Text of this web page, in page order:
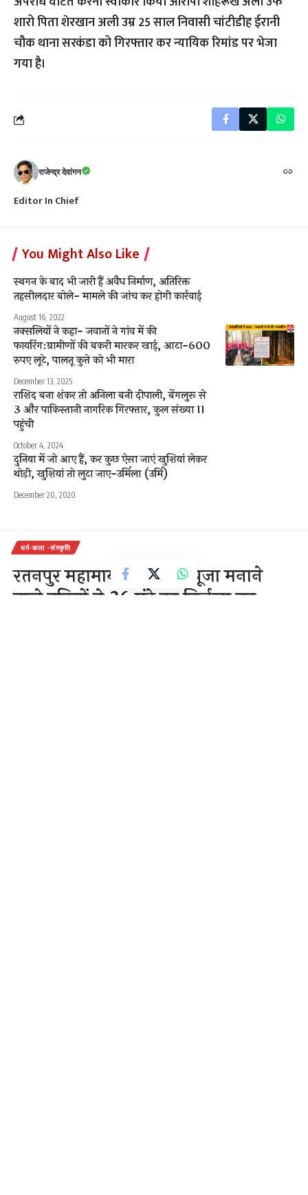
शारो पिता शेरखान अली उम्र 25 साल निवासी चांटीडीह ईरानी
चौक थाना सरकंडा को गिरफ्तार कर न्यायिक रिमांड पर भेजा
गया है।
राजेन्द्र देवांगन
Editor In Chief
You Might Also Like
स्थगन के बाद भी जारी हैं अवैध निर्माण, अतिरिक्त
तहसीलदार बोले- मामले की जांच कर होगी कार्रवाई
August 16, 2022
नक्सलियों ने कहा- जवानों ने गांव में की
फायरिंग:ग्रामीणों की बकरी मारकर खाई, आटा-600
रुपए लूटे, पालतू कुत्ते को भी मारा
December 13, 2025
राशिद बना शंकर तो अनिला बनी दीपाली, बेंगलुरू से
3 और पाकिस्तानी नागरिक गिरफ्तार, कुल संख्या 11
पहुंची
October 4, 2024
दुनिया में जो आए हैं, कर कुछ ऐसा जाएं खुशियां लेकर
थोड़ी, खुशियां तो लुटा जाए-उर्मिला (उर्मि)
December 20, 2020
धर्म-कला -संस्कृति
रतनपुर महामाया मंदिर छठ पूजा मनाने
वाले व्रतियों ने 36 घंटे का निर्जला व्रत